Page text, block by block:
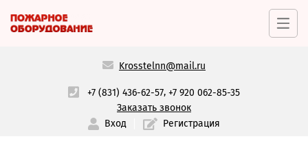
Krosstelnn@mail.ru
+7 (831) 436-62-57,+7 920 062-85-35
Заказать звонок
Вход
Регистрация